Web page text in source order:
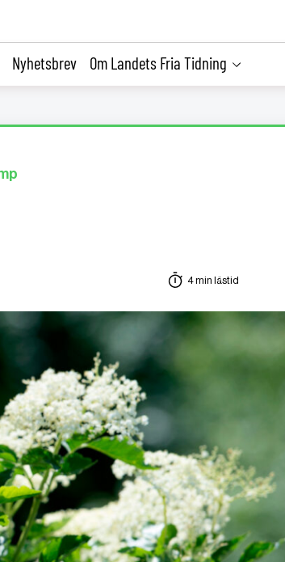
Nyhetsbrev Om Landets Fria Tidning
4 min lästid